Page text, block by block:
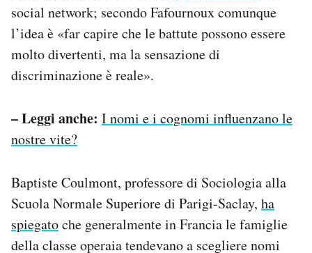
social network; secondo Fafournoux comunque
l’idea è «far capire che le battute possono essere
molto divertenti, ma la sensazione di
discriminazione è reale».
– Leggi anche: I nomi e i cognomi influenzano le
nostre vite?
Baptiste Coulmont, professore di Sociologia alla
Scuola Normale Superiore di Parigi-Saclay, ha
spiegatoche generalmente in Francia le famiglie
della classe operaia tendevano a scegliere nomi